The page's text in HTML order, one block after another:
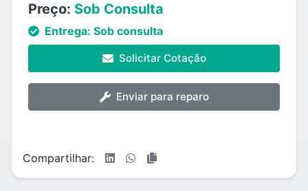
Preço: Sob Consulta
Entrega: Sob consulta
Solicitar Cotação
Enviar para reparo
Compartilhar: